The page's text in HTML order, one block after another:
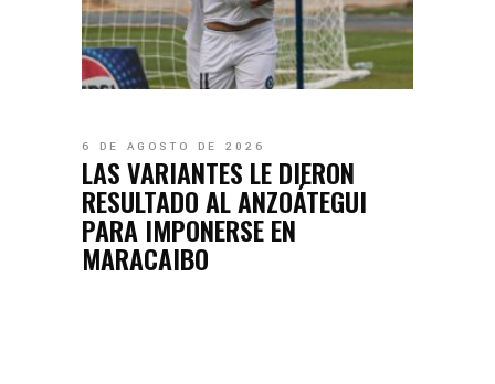
6 DE AGOSTO DE 2026
LAS VARIANTES LE DIERON
RESULTADO AL ANZOÁTEGUI
PARA IMPONERSE EN
MARACAIBO